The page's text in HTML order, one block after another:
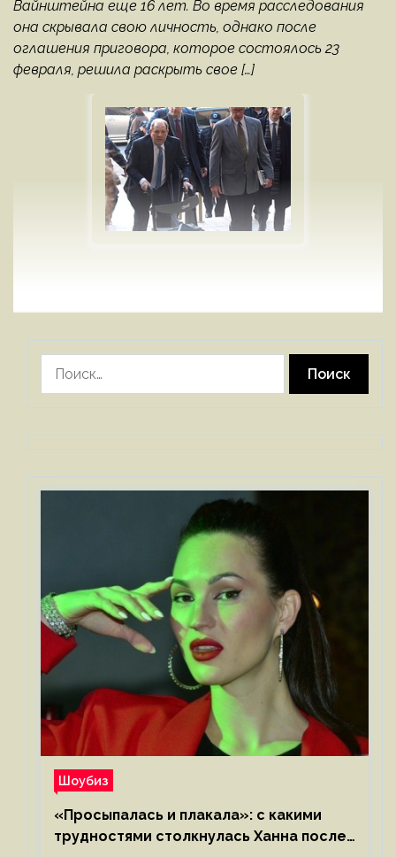
Вайнштейна еще 16 лет. Во время расследования
она скрывала свою личность, однако после
оглашения приговора, которое состоялось 23
февраля, решила раскрыть свое […]
Шоубиз
«Просыпалась и плакала»: с какими
трудностями столкнулась Ханна после